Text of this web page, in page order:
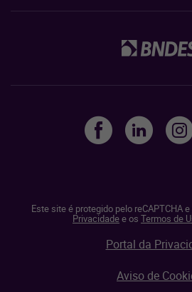
Este site é protegido pelo reCAPTCHA
Privacidadee os Termos de
Portal da
Aviso de